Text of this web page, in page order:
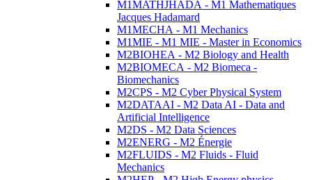
M1MATHJHADA - M1 Mathematiques
Jacques Hadamard
M1MECHA - M1 Mechanics
M1MIE - M1 MIE - Master in Economics
M2BIOHEA - M2 Biology and Health
M2BIOMECA - M2 Biomeca -
Biomechanics
M2CPS - M2 Cyber Physical System
M2DATAAI - M2 Data AI - Data and
Artificial Intelligence
M2DS - M2 Data Sciences
M2ENERG - M2 Énergie
M2FLUIDS - M2 Fluids - Fluid
Mechanics